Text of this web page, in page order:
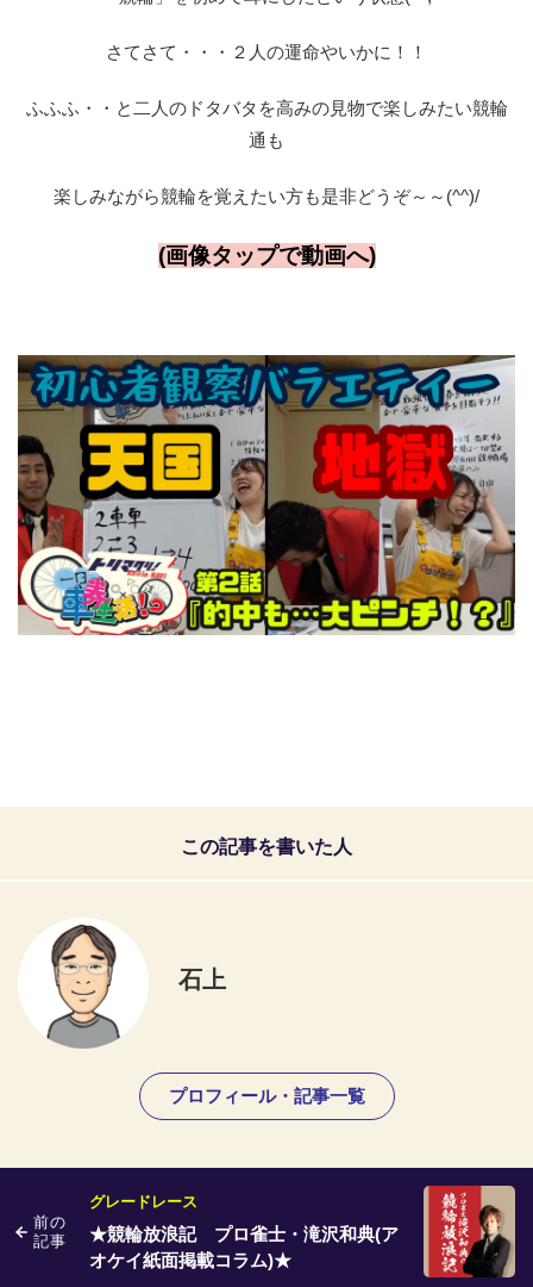
さてさて・・・２人の運命やいかに！！
ふふふ・・と二人のドタバタを高みの見物で楽しみたい競輪
通も
楽しみながら競輪を覚えたい方も是非どうぞ～～(^^)/
(画像タップで動画へ)
この記事を書いた人
石上
プロフィール・記事一覧
前の
記事
グレードレース
★競輪放浪記 プロ雀士・滝沢和典(ア
オケイ紙面掲載コラム)★